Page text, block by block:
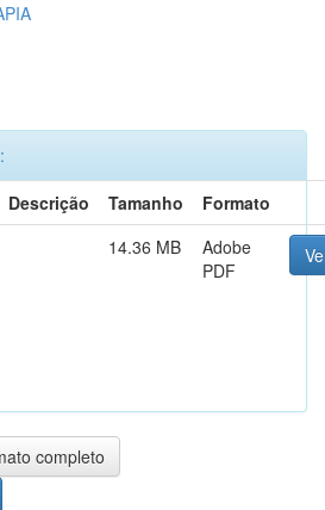
Descrição Tamanho
Formato
14.36 MB
Adobe
PDF
completo